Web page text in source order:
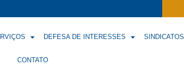
DEFESA DE INTERESSES SINDICATOS
CONTATO